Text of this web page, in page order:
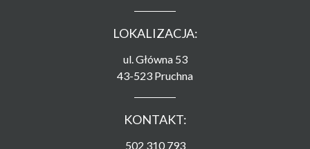
LOKALIZACJA:
ul. Główna 53
43-523 Pruchna
KONTAKT:
502 310 793